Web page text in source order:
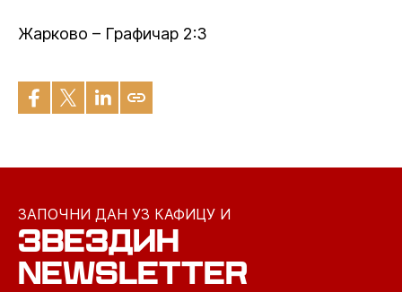
Жарково – Графичар 2:3
ЗАПОЧНИ ДАН УЗ КАФИЦУ И
ЗВЕЗДИН
NEWSLETTER